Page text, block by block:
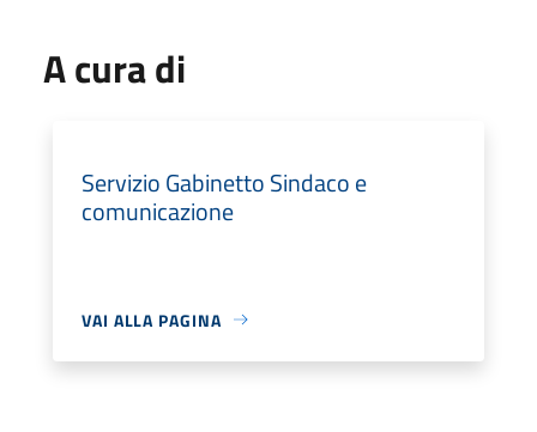
A cura di
Servizio Gabinetto Sindaco e
comunicazione
VAI ALLA PAGINA